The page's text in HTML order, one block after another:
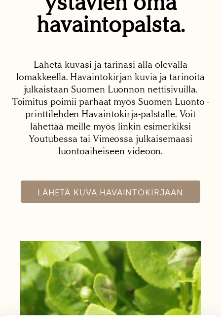
havaintopalsta.
Lähetä kuvasi ja tarinasi alla olevalla
lomakkeella. Havaintokirjan kuvia ja tarinoita
julkaistaan Suomen Luonnon nettisivuilla.
Toimitus poimii parhaat myös Suomen Luonto -
printtilehden Havaintokirja-palstalle. Voit
lähettää meille myös linkin esimerkiksi
Youtubessa tai Vimeossa julkaisemaasi
luontoaiheiseen videoon.
LÄHETÄ KUVA HAVAINTOKIRJAAN